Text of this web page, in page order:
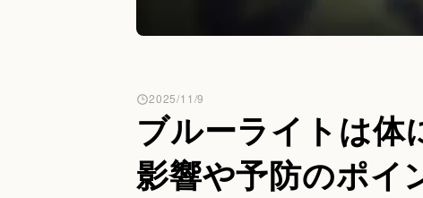
ブルーライトは体
影響や予防のポイ
2025/11/9